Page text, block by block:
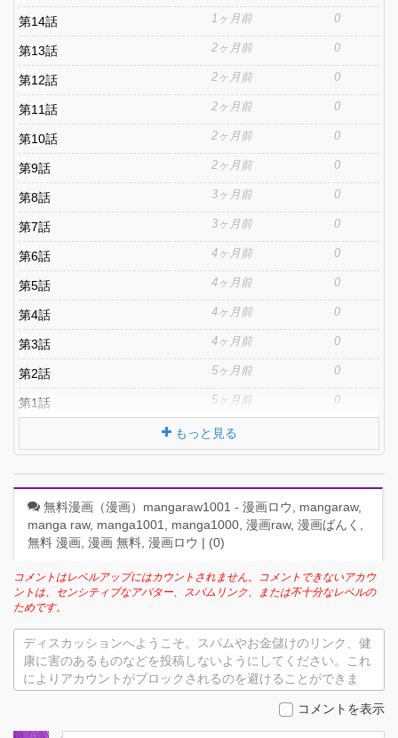
第14話 1ヶ月前 0
第13話 2ヶ月前 0
第12話 2ヶ月前 0
第11話 2ヶ月前 0
第10話 2ヶ月前 0
第9話 2ヶ月前 0
第8話 3ヶ月前 0
第7話 3ヶ月前 0
第6話 4ヶ月前 0
第5話 4ヶ月前 0
第4話 4ヶ月前 0
第3話 4ヶ月前 0
第2話 5ヶ月前 0
第1話 5ヶ月前 0
もっと見る
無料漫画（漫画）mangaraw1001 - 漫画ロウ, mangaraw,
manga raw, manga1001, manga1000, 漫画raw, 漫画ばんく,
無料 漫画, 漫画 無料, 漫画ロウ | (0)
コメントはレベルアップにはカウントされません。コメントできないアカウ
ントは、センシティブなアバター、スパムリンク、または不十分なレベルの
ためです。
ディスカッションへようこそ。スパムやお金儲けのリンク、健
康に害のあるものなどを投稿しないようにしてください。これ
によりアカウントがブロックされるのを避けることができま
コメントを表示